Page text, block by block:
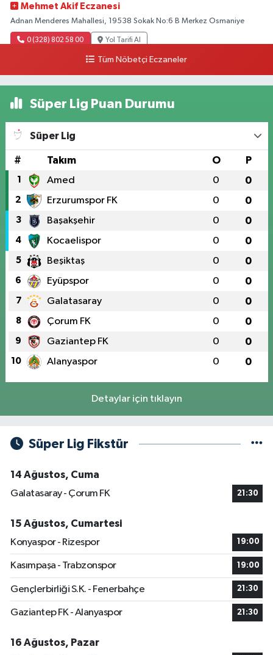
Mehmet Akif Eczanesi
Adnan Menderes Mahallesi, 19538 Sokak No:6 B Merkez Osmaniye
0 (328) 802 58 00 Yol Tarifi Al
Tüm Nöbetçi Eczaneler
Süper Lig Puan Durumu
Süper Lig
# Takım O P
1 Amed 0 0
2 Erzurumspor FK 0 0
3 Başakşehir 0 0
4 Kocaelispor 0 0
5 Beşiktaş 0 0
6 Eyüpspor 0 0
7 Galatasaray 0 0
8 Çorum FK 0 0
9 Gaziantep FK 0 0
10 Alanyaspor 0 0
Detaylar için tıklayın
Süper Lig Fikstür
14 Ağustos, Cuma
Galatasaray - Çorum FK
21:30
15 Ağustos, Cumartesi
Konyaspor - Rizespor
19:00
Kasımpaşa - Trabzonspor 19:00
Gençlerbirliği S.K. - Fenerbahçe 21:30
Gaziantep FK - Alanyaspor 21:30
16 Ağustos, Pazar